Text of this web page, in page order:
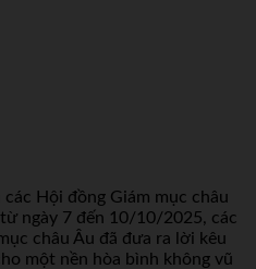
Hội đồng Giám mục châu
ngày 7 đến 10/10/2025, các
châu Âu đã đưa ra lời kêu
một nền hòa bình không vũ